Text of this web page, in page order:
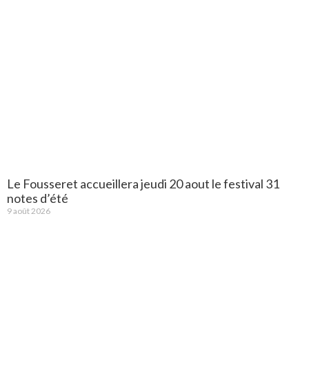
Le Fousseret accueillera jeudi 20 aout le festival 31
notes d’été
9 août 2026